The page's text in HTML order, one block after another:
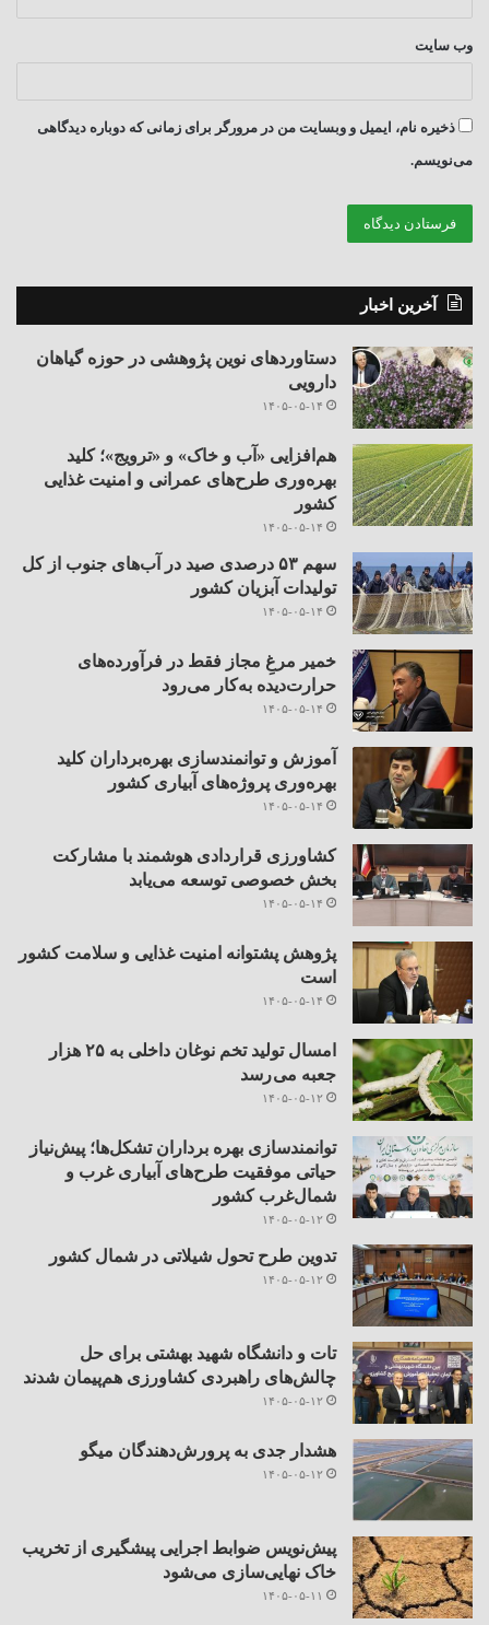
وب‌ سایت
ذخیره نام، ایمیل و وبسایت من در مرورگر برای زمانی که دوباره دیدگاهی
می‌نویسم.
آخرین اخبار
دستاوردهای نوین پژوهشی در حوزه گیاهان
دارویی
۱۴۰۵-۰۵-۱۴
هم‌افزایی «آب و خاک» و «ترویج»؛ کلید
بهره‌وری طرح‌های عمرانی و امنیت غذایی
کشور
۱۴۰۵-۰۵-۱۴
سهم ۵۳ درصدی صید در آب‌های جنوب از کل
تولیدات آبزیان کشور
۱۴۰۵-۰۵-۱۴
خمیر مرغِ مجاز فقط در فرآورده‌های
حرارت‌دیده به‌کار می‌رود
۱۴۰۵-۰۵-۱۴
آموزش و توانمندسازی بهره‌برداران کلید
بهره‌وری پروژه‌های آبیاری کشور
۱۴۰۵-۰۵-۱۴
کشاورزی قراردادی هوشمند با مشارکت
بخش خصوصی توسعه می‌یابد
۱۴۰۵-۰۵-۱۴
پژوهش پشتوانه امنیت غذایی و سلامت کشور
است
۱۴۰۵-۰۵-۱۴
امسال تولید تخم نوغان داخلی به ۲۵ هزار
جعبه می رسد
۱۴۰۵-۰۵-۱۲
توانمندسازی بهره برداران تشکل‌ها؛ پیش‌نیاز
حیاتی موفقیت طرح‌های آبیاری غرب و
شمال‌غرب کشور
۱۴۰۵-۰۵-۱۲
تدوین طرح تحول شیلاتی در شمال کشور
۱۴۰۵-۰۵-۱۲
تات و دانشگاه شهید بهشتی برای حل
چالش‌های راهبردی کشاورزی هم‌پیمان شدند
۱۴۰۵-۰۵-۱۲
هشدار جدی به پرورش‌دهندگان میگو
۱۴۰۵-۰۵-۱۲
پیش‌نویس ضوابط اجرایی پیشگیری از تخریب
خاک نهایی‌سازی می‌شود
۱۴۰۵-۰۵-۱۱